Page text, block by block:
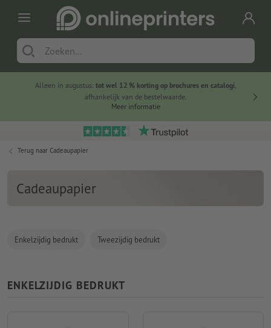
Alleen in augustus: tot wel 12 % korting op brochures en catalogi,
afhankelijk van de bestelwaarde.
Meer informatie
Terug naar Cadeaupapier
Cadeaupapier
Enkelzijdig bedrukt Tweezijdig bedrukt
ENKELZIJDIG BEDRUKT